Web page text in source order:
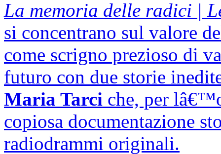
La memoria delle radici |
si concentrano sul valore
come scrigno prezioso di
futuro con due storie
Maria Tarci che, per
copiosa documentazione
radiodrammi originali.